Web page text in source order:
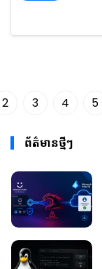
2 3 4 5
ព័ត៌មានថ្មីៗ